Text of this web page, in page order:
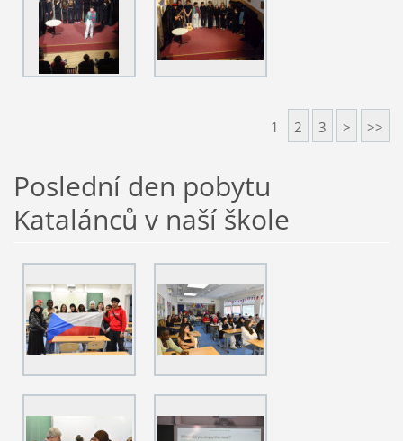
1 2 3 > >>
Poslední den pobytu
Katalánců v naší škole